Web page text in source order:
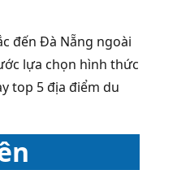
đến Đà Nẵng ngoài
lựa chọn hình thức
top 5 địa điểm du